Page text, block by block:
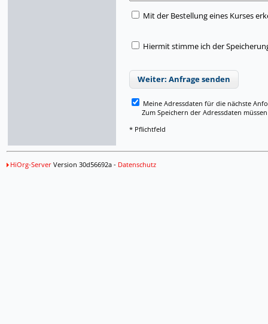
Mit der Bestellung eines Kurses
Hiermit stimme ich der
Weiter: Anfrage senden
Meine Adressdaten für die nächste
Zum Speichern der Adressdaten müssen
* Pflichtfeld
HiOrg-ServerVersion 30d56692a - Datenschutz